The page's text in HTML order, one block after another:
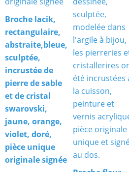
Broche lacik,
rectangulaire,
abstraite,bleue,
sculptée,
incrustée de
pierre de sable
et de cristal
swarovski,
jaune, orange,
violet, doré,
pièce unique
originale signée